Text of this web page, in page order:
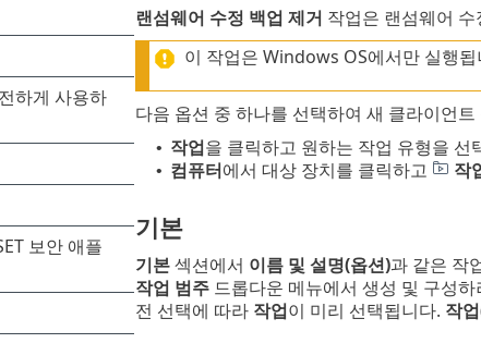
랜섬웨어 수정 백업 제거 작업은 랜섬웨어
이 작업은 Windows OS에서만 실행됩
다음 옵션 중 하나를 선택하여 새 클라이언
• 작업을 클릭하고 원하는 작업 유형을 선
• 컴퓨터에서 대상 장치를 클릭하고 작
기본
기본섹션에서 이름 및 설명(옵션)과 같은 작
작업 범주드롭다운 메뉴에서 생성 및 구성
전 선택에 따라 작업이 미리 선택됩니다. 작업